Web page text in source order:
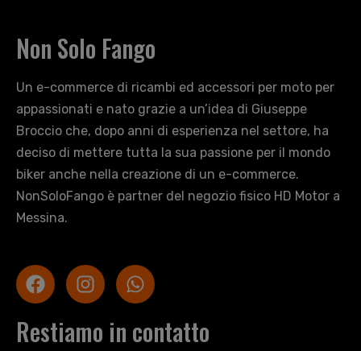
Non Solo Fango
Un e-commerce di ricambi ed accessori per moto per
appassionati e nato grazie a un’idea di Giuseppe
Broccio che, dopo anni di esperienza nel settore, ha
deciso di mettere tutta la sua passione per il mondo
biker anche nella creazione di un e-commerce.
NonSoloFango è partner del negozio fisico HD Motor a
Messina.
Restiamo in contatto